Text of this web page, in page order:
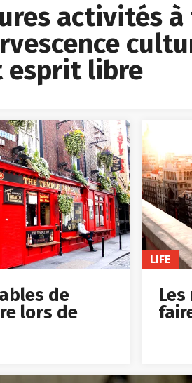
activités
esprit libre
de
lors de
LIFE